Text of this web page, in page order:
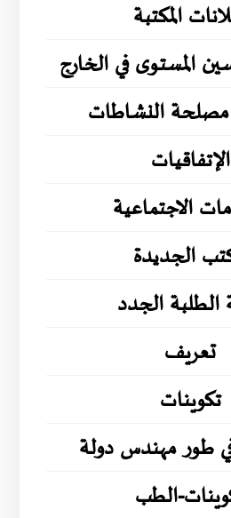
المكتبة
المستوى في الخارج
مصلحة النشاطات
الإتفاقيات
الاجتماعية
الجديدة
الطلبة الجدد
تعريف
تكوينات
طور مهندس دولة
الطب